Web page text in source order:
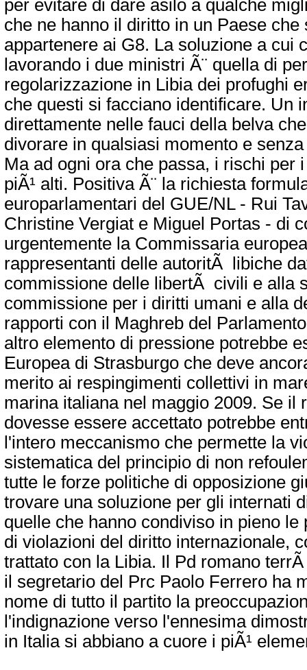
per evitare di dare asilo a qualche
che ne hanno il diritto in un Paese che
appartenere ai G8. La soluzione a cui
lavorando i due ministri Ã¨ quella di
regolarizzazione in Libia dei profughi
che questi si facciano identificare. Un
direttamente nelle fauci della belva
divorare in qualsiasi momento e
Ma ad ogni ora che passa, i rischi per
piÃ¹ alti. Positiva Ã¨ la richiesta
europarlamentari del GUE/NL - Rui
Christine Vergiat e Miguel Portas - di
urgentemente la Commissaria
rappresentanti delle autoritÃ libiche
commissione delle libertÃ civili e alla
commissione per i diritti umani e alla
rapporti con il Maghreb del
altro elemento di pressione potrebbe
Europea di Strasburgo che deve
merito ai respingimenti collettivi in
marina italiana nel maggio 2009. Se il
dovesse essere accettato potrebbe
l'intero meccanismo che permette la
sistematica del principio di non
tutte le forze politiche di opposizione
trovare una soluzione per gli internati
quelle che hanno condiviso in pieno le
di violazioni del diritto internazionale,
trattato con la Libia. Il Pd romano
il segretario del Prc Paolo Ferrero ha
nome di tutto il partito la
l'indignazione verso l'ennesima
in Italia si abbiano a cuore i piÃ¹